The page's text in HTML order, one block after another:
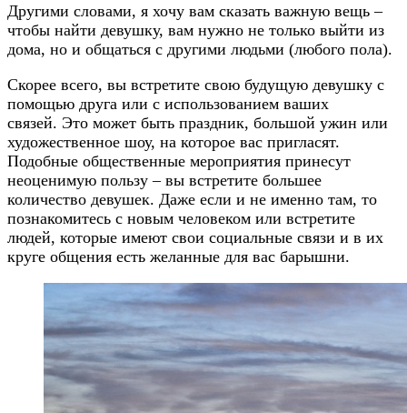
Другими словами, я хочу вам сказать важную вещь –
чтобы найти девушку, вам нужно не только выйти из
дома, но и общаться с другими людьми (любого пола).
Скорее всего, вы встретите свою будущую девушку с
помощью друга или с использованием ваших
связей. Это может быть праздник, большой ужин или
художественное шоу, на которое вас пригласят.
Подобные общественные мероприятия принесут
неоценимую пользу – вы встретите большее
количество девушек. Даже если и не именно там, то
познакомитесь с новым человеком или встретите
людей, которые имеют свои социальные связи и в их
круге общения есть желанные для вас барышни.